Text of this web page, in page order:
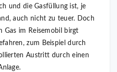
und die Gasfüllung ist, je
auch nicht zu teuer. Doch
Gas im Reisemobil birgt
zum Beispiel durch
Austritt durch einen